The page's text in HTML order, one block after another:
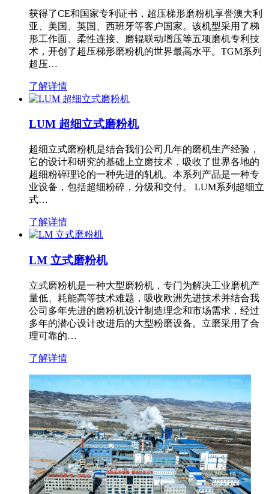
获得了CE和国家专利证书，超压梯形磨粉机享誉澳大利
亚、美国、英国、西班牙等客户国家。该机型采用了梯
形工作面、柔性连接、磨辊联动增压等五项磨机专利技
术，开创了超压梯形磨粉机的世界最高水平。TGM系列
超压…
了解详情
LUM 超细立式磨粉机
超细立式磨粉机是结合我们公司几年的磨机生产经验，
它的设计和研究的基础上立磨技术，吸收了世界各地的
超细粉碎理论的一种先进的轧机。本系列产品是一种专
业设备，包括超细粉碎，分级和交付。 LUM系列超细立
式…
了解详情
LM 立式磨粉机
立式磨粉机是一种大型磨粉机，专门为解决工业磨机产
量低、耗能高等技术难题，吸收欧洲先进技术并结合我
公司多年先进的磨粉机设计制造理念和市场需求，经过
多年的潜心设计改进后的大型粉磨设备。立磨采用了合
理可靠的…
了解详情